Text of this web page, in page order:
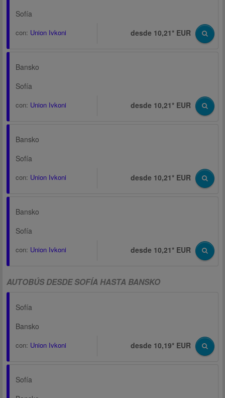
Sofía
con: Union Ivkoni desde 10,21* EUR
Bansko
Sofía
con: Union Ivkoni desde 10,21* EUR
Bansko
Sofía
con: Union Ivkoni desde 10,21* EUR
Bansko
Sofía
con: Union Ivkoni desde 10,21* EUR
AUTOBÚS DESDE SOFÍA HASTA BANSKO
Sofía
Bansko
con: Union Ivkoni desde 10,19* EUR
Sofía